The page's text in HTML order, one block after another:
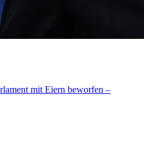
mit Eiern beworfen –